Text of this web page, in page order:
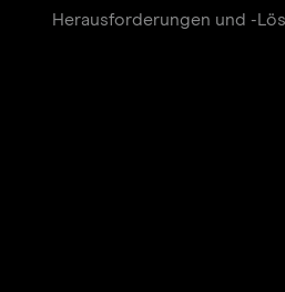
Herausforderungen und -